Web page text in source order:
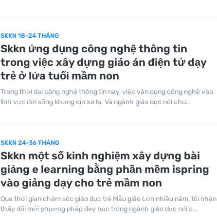
SKKN 18-24 THÁNG
Skkn ứng dụng công nghệ thông tin
trong việc xây dựng giáo án điện tử dạy
trẻ ở lứa tuổi mầm non
Trong thời đại công nghệ thông tin nay, việc vận dụng công nghệ vào
lĩnh vực đời sống khơng cịn xa lạ. Và ngành giáo dục nói chu…
SKKN 24-36 THÁNG
Skkn một số kinh nghiệm xây dựng bài
giảng e learning bằng phần mềm ispring
vào giảng dạy cho trẻ mầm non
Qua thời gian chăm sóc giáo dục trẻ Mẫu giáo Lớn nhiều năm, tôi nhận
thấy đổi mới phương pháp dạy học trong ngành giáo dục nói c…